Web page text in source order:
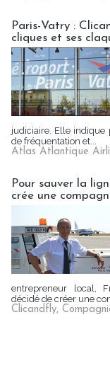
Paris-Vatry :
cliques et ses
judiciaire. Elle indique
de fréquentation et...
Atlas Atlantique
Pour sauver la
crée une
entrepreneur local,
décidé de créer une
Clicandfly,